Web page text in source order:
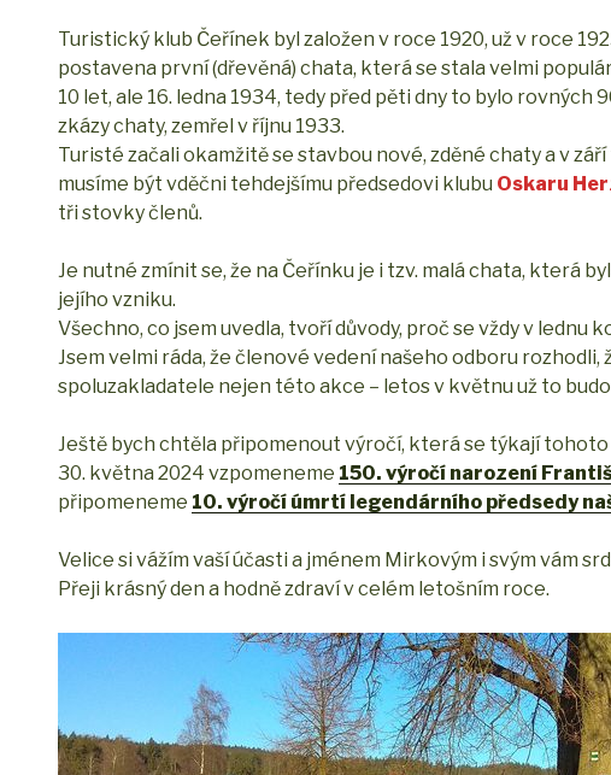
Turistický klub Čeřínek byl založen v roce 1920, už v roce
postavena první (dřevěná) chata, která se stala velmi
10 let, ale 16. ledna 1934, tedy před pěti dny to bylo rovných
zkázy chaty, zemřel v říjnu 1933.
Turisté začali okamžitě se stavbou nové, zděné chaty a v
musíme být vděčni tehdejšímu předsedovi klubu Oskaru
tři stovky členů.
Je nutné zmínit se, že na Čeřínku je i tzv. malá chata, která
jejího vzniku.
Všechno, co jsem uvedla, tvoří důvody, proč se vždy v lednu
Jsem velmi ráda, že členové vedení našeho odboru
spoluzakladatele nejen této akce – letos v květnu už to
Ještě bych chtěla připomenout výročí, která se týkají tohoto
30. května 2024 vzpomeneme 150. výročí narození
připomeneme 10. výročí úmrtí legendárního předsedy
Velice si vážím vaší účasti a jménem Mirkovým i svým vám
Přeji krásný den a hodně zdraví v celém letošním roce.